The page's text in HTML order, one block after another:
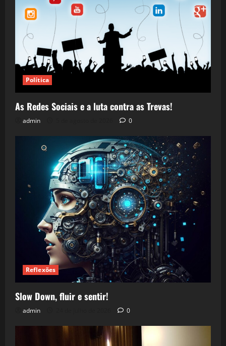
Política
As Redes Sociais e a luta contra as Trevas!
admin 0
Reflexões
Slow Down, fluir e sentir!
admin 0